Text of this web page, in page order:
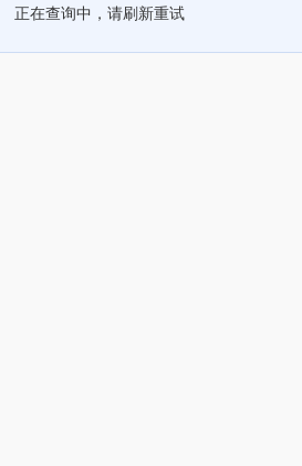
正在查询中，请刷新重试